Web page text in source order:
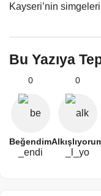
Kayseri’nin
Bu Yazıya
0
Beğendim
0